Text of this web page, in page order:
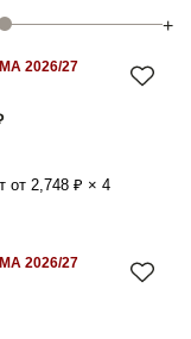
+
2026/27
от 2,748 ₽ × 4
2026/27